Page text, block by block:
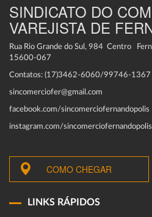
SINDICATO DO
VAREJISTA DE
Rua Rio Grande do Sul, 984 Centro
15600-067
Contatos: (17)3462-6060/99746-1367
sincomerciofer@gmail.com
facebook.com/sincomerciofernandopolis
instagram.com/sincomerciofernandopolis
COMO CHEGAR
LINKS RÁPIDOS